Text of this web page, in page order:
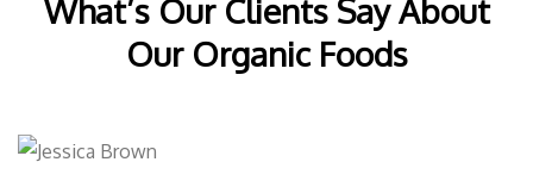
What’s Our Clients Say About
Our Organic Foods